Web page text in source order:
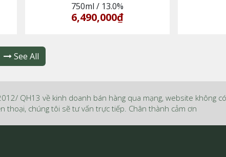
750ml / 13.0%
6,490,000₫
See All
QH13 về kinh doanh bán hàng qua mạng, website không
thoại, chúng tôi sẽ tư vấn trực tiếp. Chân thành cảm ơn